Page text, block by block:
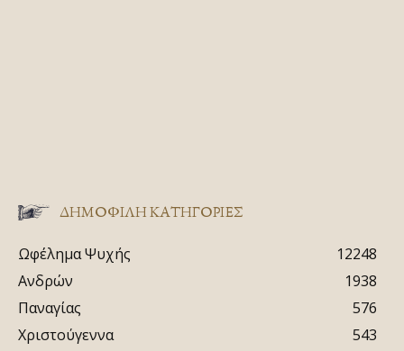
ΔΗΜΟΦΙΛΗ ΚΑΤΗΓΟΡΙΕΣ
Ωφέλημα Ψυχής
12248
Ανδρών
1938
Παναγίας
576
Χριστούγεννα
543